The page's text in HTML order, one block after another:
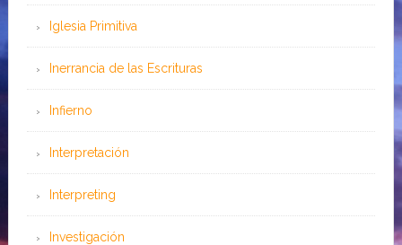
Iglesia Primitiva
Inerrancia de las Escrituras
Infierno
Interpretación
Interpreting
Investigación